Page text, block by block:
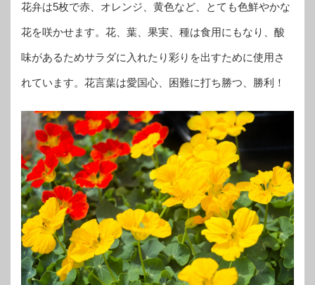
花弁は5枚で赤、オレンジ、黄色など、とても色鮮やかな
花を咲かせます。花、葉、果実、種は食用にもなり、酸
味があるためサラダに入れたり彩りを出すために使用さ
れています。花言葉は愛国心、困難に打ち勝つ、勝利！